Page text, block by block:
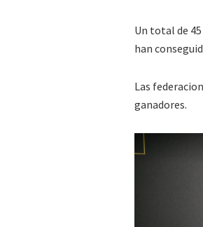
Un total de
han
Las
ganadores.